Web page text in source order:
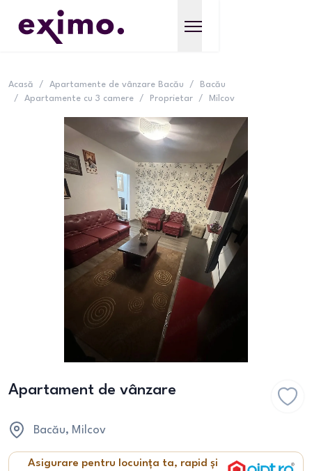
Acasă / Apartamente de vânzare Bacău /
Bacău
/
Apartamente cu 3 camere / Proprietar / Milcov
Apartament de vânzare
Bacău, Milcov
Asigurare pentru locuința ta, rapid și